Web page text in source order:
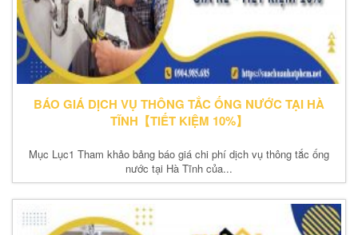
BÁO GIÁ DỊCH VỤ THÔNG TẮC ỐNG NƯỚC TẠI HÀ
TĨNH【TIẾT KIỆM 10%】
Mục Lục1 Tham khảo bảng báo giá chi phí dịch vụ thông tắc ống
nước tại Hà Tĩnh của...